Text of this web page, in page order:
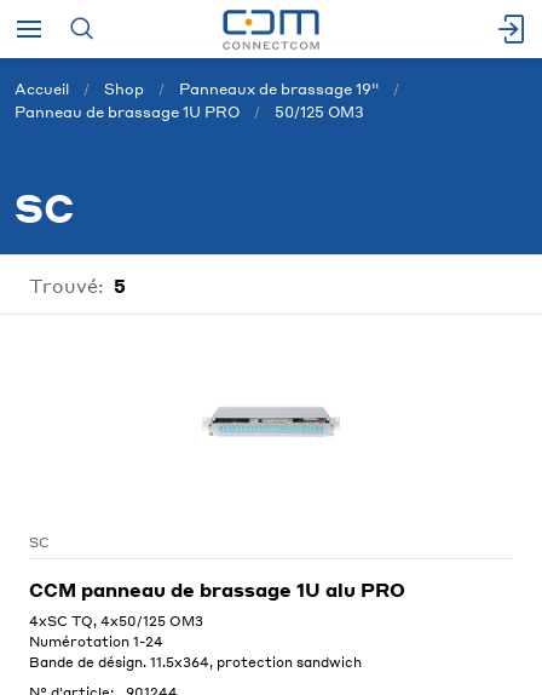
Accueil Shop
Panneaux de brassage 19''
Panneau de brassage 1U PRO
50/125 OM3
SC
Trouvé: 5
SC
CCM panneau de brassage 1U alu PRO
4xSC TQ, 4x50/125 OM3
Numérotation 1-24
Bande de désign. 11.5x364, protection sandwich